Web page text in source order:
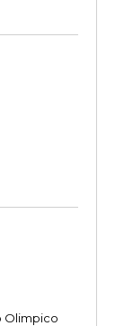
Olimpico